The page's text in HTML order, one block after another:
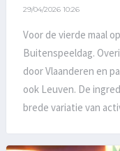
29/04/2026 10:26
Voor de vierde maal
Buitenspeeldag.
door Vlaanderen en
ook Leuven. De
brede variatie van